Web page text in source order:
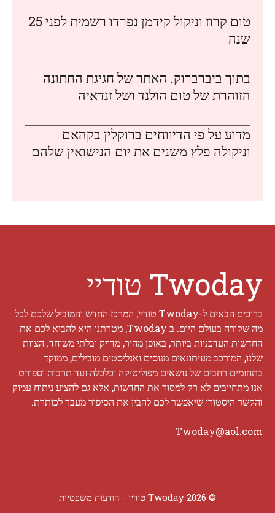
טום קרוז וניקול קידמן נפרדו רשמית לפני 25
שנה
בתוך ביברברוק. האתר של חגיגת החתונה
הזוהרת של טום הולנד ושל זנדאיה
מדוע על פי הדיווחים ברוקלין בקהאם
וניקולה פלץ משנים את יום הנישואין שלהם
Twoday טודיי
ברוכים הבאים ל-Twoday טודיי, המרכז החדש והמוביל שלכם לכל
מה שקורה בעולם היום. ב Twoday, מטרתנו היא להביא לכם את
החדשות העדכניות ביותר, באופן מהיר, מדויק ובלתי משוחד. הצוות
שלנו, המורכב מעיתונאים מנוסים ואנליסטים מובילים, ממוקד
בתחומים רחבים של נושאים מפוליטיקה וכלכלה ועד תרבות וספורט.
אנו מתחייבים לא רק למסור את החדשות, אלא גם להציע ניתוח עמוק
והקשר היסטורי שיאפשר לכם להבין את הסיפור מעבר לכותרת.
Twoday@aol.com
© 2026 Twoday טודיי - הודעות משפטיות